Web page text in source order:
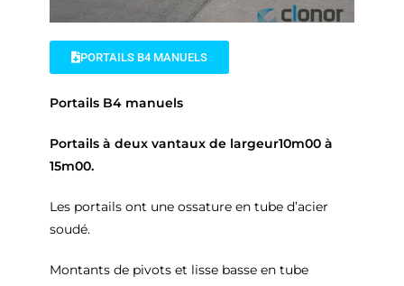
PORTAILS B4 MANUELS
Portails B4 manuels
Portails à deux vantaux de largeur10m00 à
15m00.
Les portails ont une ossature en tube d’acier
soudé.
Montants de pivots et lisse basse en tube